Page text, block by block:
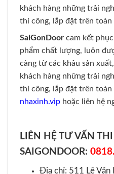
khách hàng những trải
thi công, lắp đặt trên toàn
SaiGonDoor cam kết
phẩm chất lượng, luôn
càng từ các khâu sản
khách hàng những trải
thi công, lắp đặt trên toàn
nhaxinh.vip hoặc liên hệ
LIÊN HỆ TƯ VẤN
SAIGONDOOR:
Địa chỉ: 511 Lê Văn